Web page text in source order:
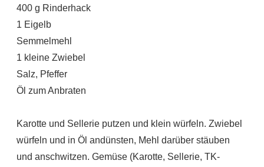
400 g Rinderhack
1 Eigelb
Semmelmehl
1 kleine Zwiebel
Salz, Pfeffer
Öl zum Anbraten
Karotte und Sellerie putzen und klein würfeln. Zwiebel
würfeln und in Öl andünsten, Mehl darüber stäuben
und anschwitzen. Gemüse (Karotte, Sellerie, TK-